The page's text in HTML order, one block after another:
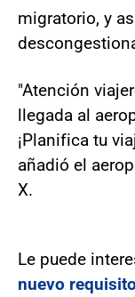
migratorio, y
"Atención
llegada al
¡Planifica tu
añadió el
X.
Le puede
nuevo